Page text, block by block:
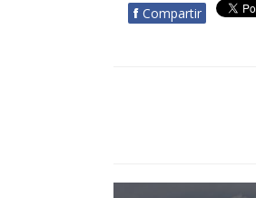
f Compartir